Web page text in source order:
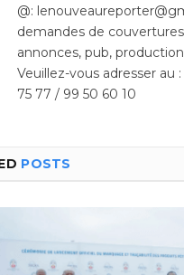
@:
demandes de
annonces, pub,
Veuillez-vous adresser au
75 77 / 99 50 60 10
POSTS